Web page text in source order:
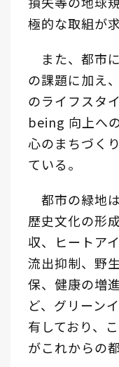
極的な取組が
また、都市
の課題に加え
のライフスタ
being 向上へ
心のまちづく
ている。
都市の緑地
歴史文化の形
収、ヒートア
流出抑制、野
保、健康の増
ど、グリーン
有しており、
がこれからの